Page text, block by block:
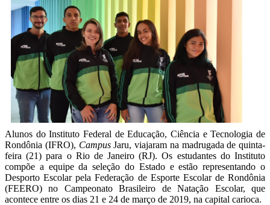
Alunos do Instituto Federal de Educação, Ciência e Tecnologia de
Rondônia (IFRO), CampusJaru, viajaram na madrugada de quinta-
feira (21) para o Rio de Janeiro (RJ). Os estudantes do Instituto
compõe a equipe da seleção do Estado e estão representando o
Desporto Escolar pela Federação de Esporte Escolar de Rondônia
(FEERO) no Campeonato Brasileiro de Natação Escolar, que
acontece entre os dias 21 e 24 de março de 2019, na capital carioca.